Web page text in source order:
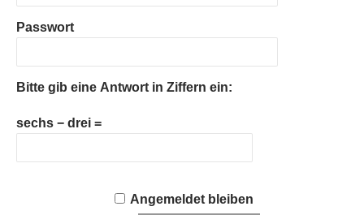
Passwort
Bitte gib eine Antwort in Ziffern ein:
sechs − drei =
Angemeldet bleiben